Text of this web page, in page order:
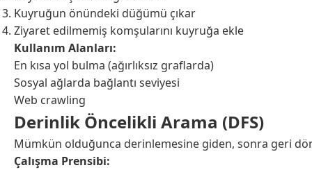
Kuyruğun önündeki düğümü çıkar
Ziyaret edilmemiş komşularını kuyruğa ekle
Kullanım Alanları:
En kısa yol bulma (ağırlıksız graflarda)
Sosyal ağlarda bağlantı seviyesi
Web crawling
Derinlik Öncelikli Arama (DFS)
Mümkün olduğunca derinlemesine giden, sonra geri
Çalışma Prensibi: